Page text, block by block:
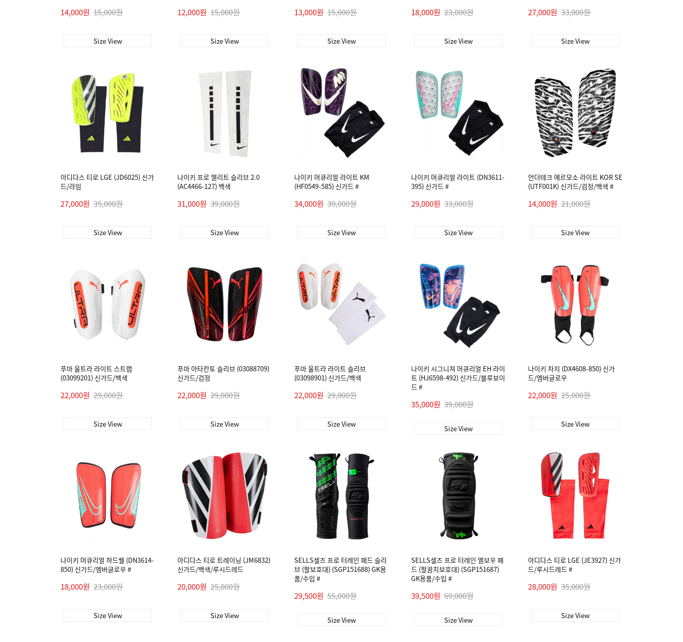
14,000원 15,000원
Size View
12,000원 15,000원
Size View
13,000원 15,000원
Size View
18,000원 23,000원
Size View
27,000원 33,000원
Size View
아디다스 티로 LGE (JD6025) 신가
드/라임
27,000원 35,000원
Size View
나이키 프로 엘리트 슬리브 2.0
(AC4466-127) 백색
31,000원 39,000원
Size View
나이키 머큐리얼 라이트 KM
(HF0549-585) 신가드 #
34,000원 39,000원
Size View
나이키 머큐리얼 라이트 (DN3611-
395) 신가드 #
29,000원 33,000원
Size View
언더테크 에르모소 라이트 KOR SE
(UTF001K) 신가드/검정/백색 #
14,000원 21,000원
Size View
푸마 울트라 라이트 스트랩
(03099201) 신가드/백색
22,000원 29,000원
Size View
푸마 아타칸토 슬리브 (03088709)
신가드/검정
22,000원 29,000원
Size View
푸마 울트라 라이트 슬리브
(03098901) 신가드/백색
22,000원 29,000원
Size View
나이키 시그니쳐 머큐리얼 EH 라이
트 (HJ6598-492) 신가드/블루보이
드 #
35,000원 39,000원
Size View
나이키 차지 (DX4608-850) 신가
드/엠버글로우
22,000원 25,000원
Size View
나이키 머큐리얼 하드쉘 (DN3614-
850) 신가드/엠버글로우 #
18,000원 23,000원
Size View
아디다스 티로 트레이닝 (JM6832)
신가드/백색/루시드레드
20,000원 25,000원
Size View
SELLS셀즈 프로 터레인 패드 슬리
브 (팔보호대) (SGP151688) GK용
품/수입 #
29,500원 55,000원
Size View
SELLS셀즈 프로 터레인 엘보우 패
드 (팔꿈치보호대) (SGP151687)
GK용품/수입 #
39,500원 69,000원
Size View
아디다스 티로 LGE (JE3927) 신가
드/루시드레드 #
28,000원 35,000원
Size View